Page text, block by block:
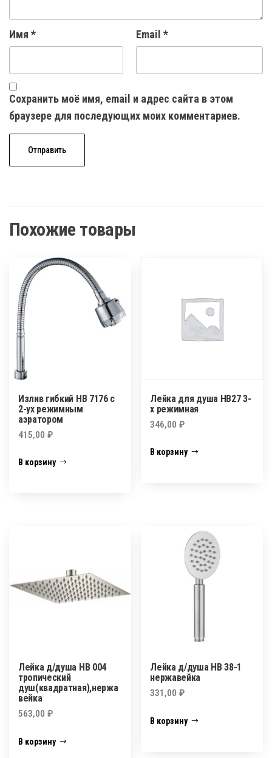
Имя * Email *
Сохранить моё имя, email и адрес сайта в этом
браузере для последующих моих комментариев.
Похожие товары
Излив гибкий HB 7176 с
2-ух режимным
аэратором
415,00 ₽
В корзину
Лейка для душа НВ27 3-
х режимная
346,00₽
В корзину
Лейка д/душа HB 004
тропический
душ(квадратная),нержа
вейка
563,00 ₽
В корзину
Лейка д/душа HB 38-1
нержавейка
331,00₽
В корзину